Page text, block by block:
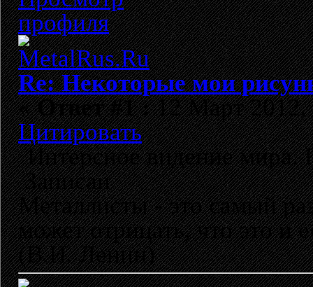
Re: Некоторые мои
«Ответ #1 :12 Март 2012,
Цитировать
Интерсное видение мира.
Записан
Металлисты - это самый
может отрицать, что это и
(В.И. Ленин)